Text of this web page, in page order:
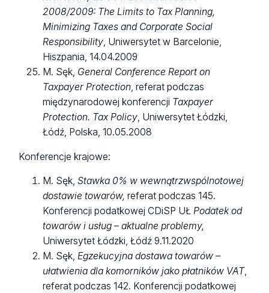
2008/2009: The Limits to Tax Planning,
Minimizing Taxes and Corporate Social
Responsibility, Uniwersytet w Barcelonie,
Hiszpania, 14.04.2009
M. Sęk, General Conference Report on
Taxpayer Protection, referat podczas
międzynarodowej konferencji Taxpayer
Protection. Tax Policy, Uniwersytet Łódzki,
Łódź, Polska, 10.05.2008
Konferencje krajowe:
M. Sęk,Stawka 0% w wewnątrzwspólnotowej
dostawie towarów,referat podczas 145.
Konferencji podatkowej CDiSP UŁPodatek od
towarów i usług – aktualne problemy,
Uniwersytet Łódzki, Łódź 9.11.2020
M. Sęk,Egzekucyjna dostawa towarów –
ułatwienia dla komorników jako płatników VAT,
referat podczas 142. Konferencji podatkowej